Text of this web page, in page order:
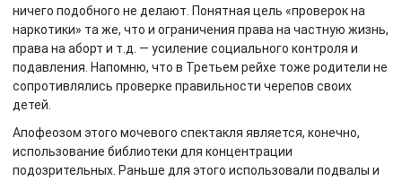
ничего подобного не делают. Понятная цель «проверок на
наркотики» та же, что и ограничения права на частную жизнь,
права на аборт и т.д. — усиление социального контроля и
подавления. Напомню, что в Третьем рейхе тоже родители не
сопротивлялись проверке правильности черепов своих
детей.
Апофеозом этого мочевого спектакля является, конечно,
использование библиотеки для концентрации
подозрительных. Раньше для этого использовали подвалы и